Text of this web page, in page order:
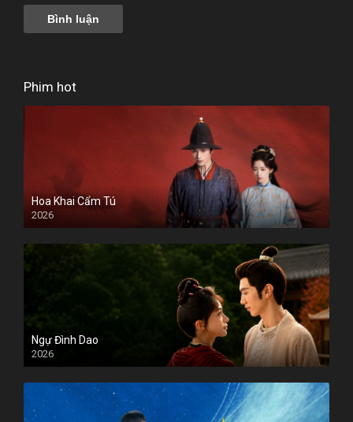
Phim hot
Hoa Khai Cẩm Tú
2026
Ngự Đình Dao
2026